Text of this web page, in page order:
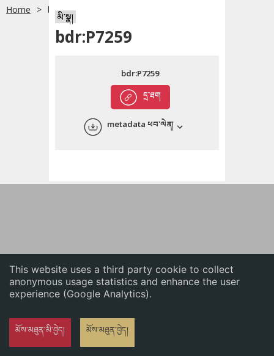
This website uses a third party cookie to collect
anonymous usage statistics and enhance the user
experience (Google Analytics).
མོས་མཐུན་མི་བྱེད། མོས་མཐུན་བྱེད།
English
Home bdr:P7259
མི་སྣ།
bdr:P7259
དྲ་ཐག
bdr:P7259
metadata ཕབ་ལེན།